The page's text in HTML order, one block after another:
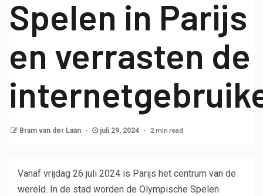
Spelen in Parijs
en verrasten de
Bram van der Laan juli 29, 2024 2 min read
Vanaf vrijdag 26 juli 2024 is Parijs het centrum van de
wereld. In de stad worden de Olympische Spelen